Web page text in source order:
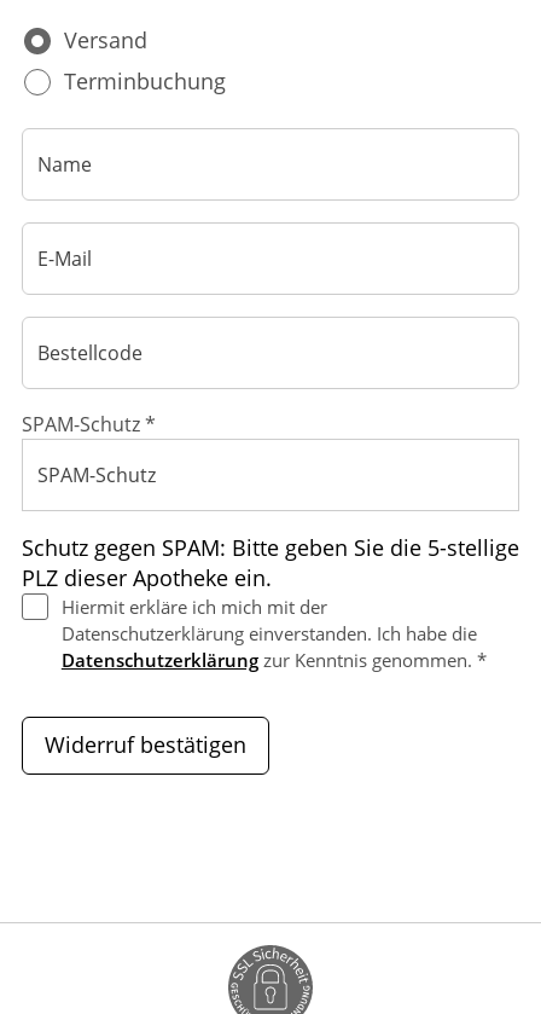
ELTERN UND KIND
GESUND IM ALTER
Versand
Terminbuchung
SPAM-Schutz *
Schutz gegen SPAM: Bitte geben Sie die 5-stellige
PLZ dieser Apotheke ein.
Hiermit erkläre ich mich mit der
Datenschutzerklärung einverstanden. Ich habe die
Datenschutzerklärungzur Kenntnis genommen. *
Widerruf bestätigen